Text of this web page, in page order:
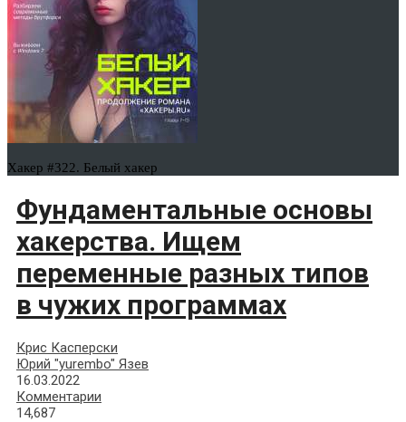
Хакер #322. Белый хакер
Фундаментальные основы
хакерства. Ищем
переменные разных типов
в чужих программах
Крис Касперски
Юрий "yurembo" Язев
16.03.2022
Комментарии
14,687